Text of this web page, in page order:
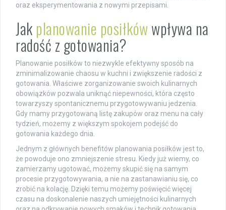
oraz eksperymentowania z nowymi przepisami.
Jak planowanie posiłkówwpływa na
radość z gotowania?
Planowanie posiłków to niezwykle efektywny sposób na
zminimalizowanie chaosu w kuchni i zwiększenie radości z
gotowania. Właściwe zorganizowanie swoich kulinarnych
obowiązków pozwala uniknąć niepewności, która często
towarzyszy spontanicznemu przygotowywaniu jedzenia.
Gdy mamy przygotowaną listę zakupów oraz menu na cały
tydzień, możemy z większym spokojem podejść do
gotowania każdego dnia.
Jednym z głównych benefitów planowania posiłków jest to,
że powoduje ono zmniejszenie stresu. Kiedy już wiemy, co
zamierzamy ugotować, możemy skupić się na samym
procesie przygotowywania, a nie na zastanawianiu się, co
zrobić na kolację. Dzięki temu możemy poświęcić więcej
czasu na doskonalenie naszych umiejętności kulinarnych